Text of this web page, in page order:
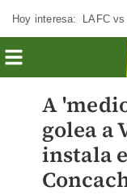
Hoy interesa: LAFC
A
golea a
instala